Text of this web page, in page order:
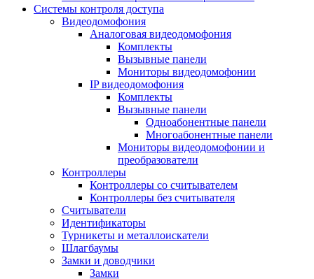
Системы контроля доступа
Видеодомофония
Аналоговая видеодомофония
Комплекты
Вызывные панели
Мониторы видеодомофонии
IP видеодомофония
Комплекты
Вызывные панели
Одноабонентные панели
Многоабонентные панели
Мониторы видеодомофонии и
преобразователи
Контроллеры
Контроллеры со считывателем
Контроллеры без считывателя
Считыватели
Идентификаторы
Турникеты и металлоискатели
Шлагбаумы
Замки и доводчики
Замки